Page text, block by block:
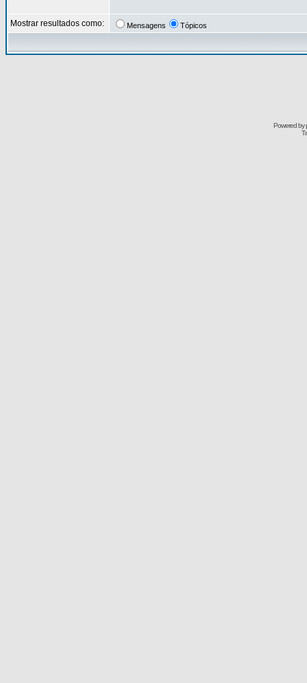
Mostrar resultados como: Mensagens Tópicos
Powered by